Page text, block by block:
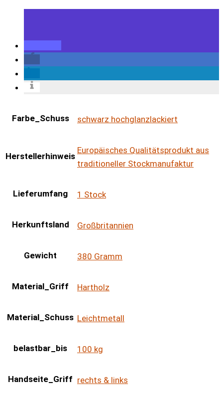
Farbe_Schuss schwarz hochglanzlackiert
Herstellerhinweis
Europäisches Qualitätsprodukt aus
traditioneller Stockmanufaktur
Lieferumfang 1 Stock
Herkunftsland Großbritannien
Gewicht 380 Gramm
Material_Griff Hartholz
Material_Schuss Leichtmetall
belastbar_bis 100 kg
Handseite_Griff rechts & links